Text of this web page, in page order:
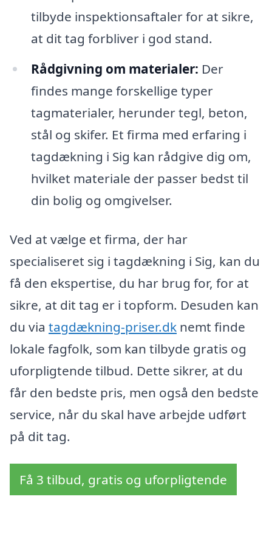
tilbyde inspektionsaftaler for at sikre,
at dit tag forbliver i god stand.
Rådgivning om materialer: Der
findes mange forskellige typer
tagmaterialer, herunder tegl, beton,
stål og skifer. Et firma med erfaring i
tagdækning i Sig kan rådgive dig om,
hvilket materiale der passer bedst til
din bolig og omgivelser.
Ved at vælge et firma, der har
specialiseret sig i tagdækning i Sig, kan du
få den ekspertise, du har brug for, for at
sikre, at dit tag er i topform. Desuden kan
du via tagdækning-priser.dk nemt finde
lokale fagfolk, som kan tilbyde gratis og
uforpligtende tilbud. Dette sikrer, at du
får den bedste pris, men også den bedste
service, når du skal have arbejde udført
på dit tag.
Få 3 tilbud, gratis og uforpligtende